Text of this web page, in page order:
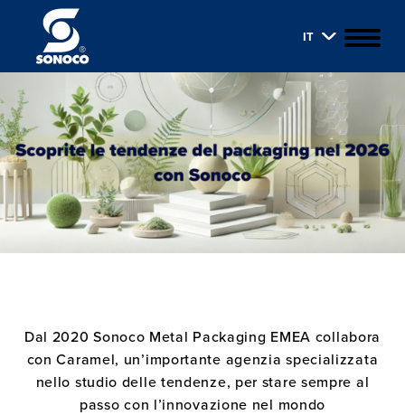
IT
Dal 2020 Sonoco Metal Packaging EMEA collabora
con Caramel, un’importante agenzia specializzata
nello studio delle tendenze, per stare sempre al
passo con l’innovazione nel mondo